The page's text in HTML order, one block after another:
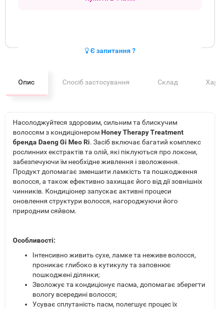
Є запитання ?
Опис Спосіб застосування Склад
Насолоджуйтеся здоровим, сильним та блискучим
волоссям з кондиціонером Honey Therapy Treatment
бренда Daeng Gi Meo Ri. Засіб включає багатий комплекс
рослинних екстрактів та олій, які піклуються про локони,
забезпечуючи їм необхідне живлення і зволоження.
Продукт допомагає зменшити ламкість та пошкодження
волосся, а також ефективно захищає його від дії зовнішніх
чинників. Кондиціонер запускає активні процеси
оновлення структури волосся, нагороджуючи його
природним сяйвом.
Особливості:
Інтенсивно живить сухе, ламке та неживе волосся,
проникає глибоко в кутикулу та заповнює
пошкоджені ділянки;
Зволожує та кондиціонує пасма, допомагає зберегти
вологу всередині волосся;
Усуває сплутаність пасм, полегшує процес їх